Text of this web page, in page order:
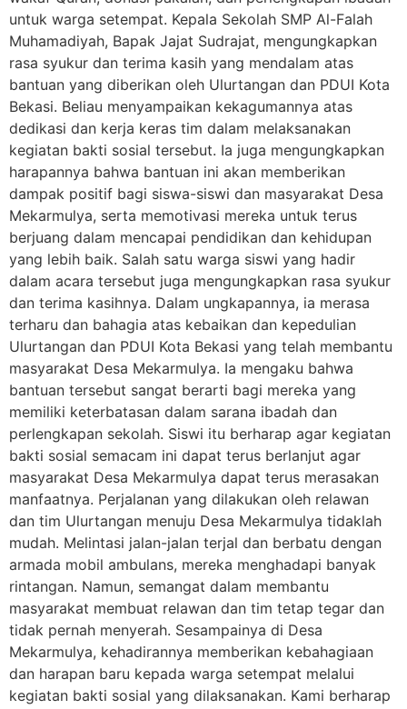
untuk warga setempat. Kepala Sekolah SMP Al-Falah
Muhamadiyah, Bapak Jajat Sudrajat, mengungkapkan
rasa syukur dan terima kasih yang mendalam atas
bantuan yang diberikan oleh Ulurtangan dan PDUI Kota
Bekasi. Beliau menyampaikan kekagumannya atas
dedikasi dan kerja keras tim dalam melaksanakan
kegiatan bakti sosial tersebut. Ia juga mengungkapkan
harapannya bahwa bantuan ini akan memberikan
dampak positif bagi siswa-siswi dan masyarakat Desa
Mekarmulya, serta memotivasi mereka untuk terus
berjuang dalam mencapai pendidikan dan kehidupan
yang lebih baik. Salah satu warga siswi yang hadir
dalam acara tersebut juga mengungkapkan rasa syukur
dan terima kasihnya. Dalam ungkapannya, ia merasa
terharu dan bahagia atas kebaikan dan kepedulian
Ulurtangan dan PDUI Kota Bekasi yang telah membantu
masyarakat Desa Mekarmulya. Ia mengaku bahwa
bantuan tersebut sangat berarti bagi mereka yang
memiliki keterbatasan dalam sarana ibadah dan
perlengkapan sekolah. Siswi itu berharap agar kegiatan
bakti sosial semacam ini dapat terus berlanjut agar
masyarakat Desa Mekarmulya dapat terus merasakan
manfaatnya. Perjalanan yang dilakukan oleh relawan
dan tim Ulurtangan menuju Desa Mekarmulya tidaklah
mudah. Melintasi jalan-jalan terjal dan berbatu dengan
armada mobil ambulans, mereka menghadapi banyak
rintangan. Namun, semangat dalam membantu
masyarakat membuat relawan dan tim tetap tegar dan
tidak pernah menyerah. Sesampainya di Desa
Mekarmulya, kehadirannya memberikan kebahagiaan
dan harapan baru kepada warga setempat melalui
kegiatan bakti sosial yang dilaksanakan. Kami berharap